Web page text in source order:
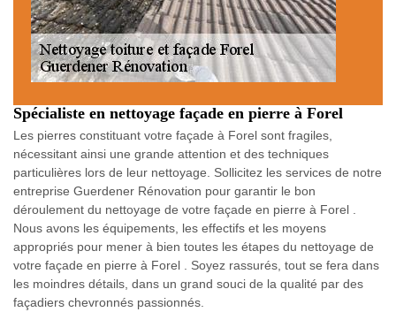
Spécialiste en nettoyage façade en pierre à Forel
Les pierres constituant votre façade à Forel sont fragiles,
nécessitant ainsi une grande attention et des techniques
particulières lors de leur nettoyage. Sollicitez les services de notre
entreprise Guerdener Rénovation pour garantir le bon
déroulement du nettoyage de votre façade en pierre à Forel .
Nous avons les équipements, les effectifs et les moyens
appropriés pour mener à bien toutes les étapes du nettoyage de
votre façade en pierre à Forel . Soyez rassurés, tout se fera dans
les moindres détails, dans un grand souci de la qualité par des
façadiers chevronnés passionnés.